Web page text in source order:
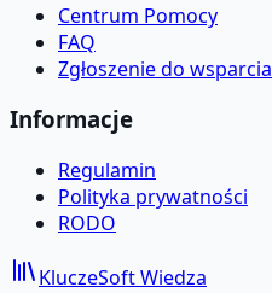
Centrum Pomocy
FAQ
Zgłoszenie do wsparcia
Informacje
Regulamin
Polityka prywatności
RODO
KluczeSoftWiedza